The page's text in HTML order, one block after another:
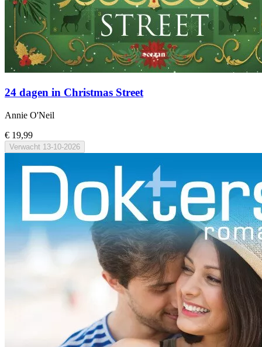
24 dagen in Christmas Street
Annie O'Neil
€ 19,99
Verwacht 13-10-2026